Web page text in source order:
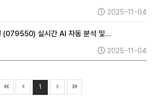
2025-11-04
(079550) 실시간 AI 자동 분석 및…
2025-11-04
1